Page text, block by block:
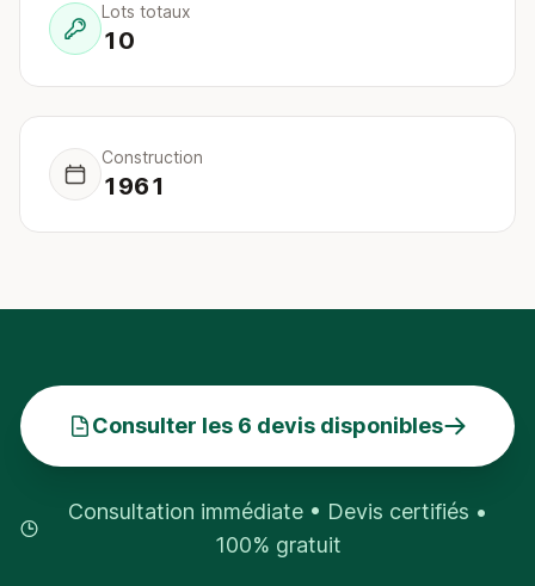
Lots totaux
10
Construction
1961
Consulter les 6 devis disponibles
Consultation immédiate • Devis certifiés •
100% gratuit